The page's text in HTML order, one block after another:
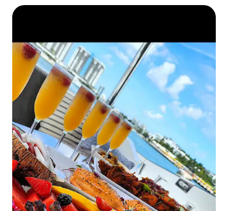
darauf, dich zu bedienen!